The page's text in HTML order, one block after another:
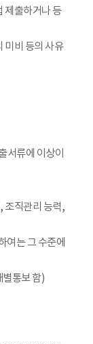
제출하거나 등
미비 등의 사유
서류에 이상이
조직관리 능력,
여는 그 수준에
통보 함)